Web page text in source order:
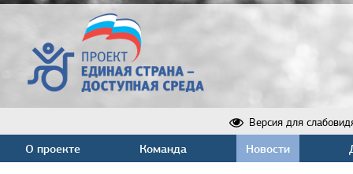
Версия для
О проекте Команда Новости